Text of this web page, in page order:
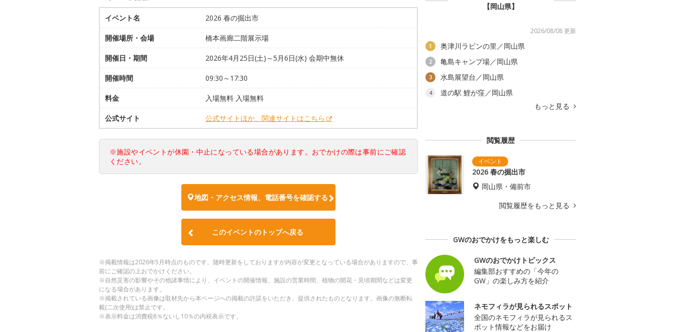
イベント名 2026 春の掘出市
開催場所・会場 橋本画廊二階展示場
開催日・期間 2026年4月25日(土)～5月6日(水) 会期中無休
開催時間 09:30～17:30
料金 入場無料 入場無料
公式サイト 公式サイトほか、関連サイトはこちら
※施設やイベントが休園・中止になっている場合があります。おでかけの際は事前にご確認
ください。
地図・アクセス情報、電話番号を確認する
このイベントのトップへ戻る
※掲載情報は2026年5月時点のものです。随時更新をしておりますが内容が変更となっている場合がありますので、事
前にご確認の上おでかけください。
※自然災害の影響やその他諸事情により、イベントの開催情報、施設の営業時間、植物の開花・見頃期間などは変更
になる場合があります。
※掲載されている画像は取材先から本ページへの掲載の許諾をいただき、提供されたものとなります。画像の無断転
載(二次使用)は禁止です。
※表示料金は消費税8％ないし10％の内税表示です。
【岡山県】
2026/08/08 更新
1 奥津川ラビンの里／岡山県
2 亀島キャンプ場／岡山県
3 水島展望台／岡山県
4
道の駅 鯉が窪／岡山県
もっと見る
閲覧履歴
2026 春の掘出市
岡山県・備前市
閲覧履歴をもっと見る
GWのおでかけをもっと楽しむ
GWのおでかけトピックス
編集部おすすめの「今年の
GW」の楽しみ方を紹介
ネモフィラが見られるスポット
全国のネモフィラが見られるス
ポット情報などをお届け